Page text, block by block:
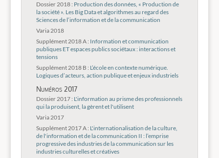
Dossier 2018 : Production des données, « Production de
la société ». Les Big Data et algorithmes au regard des
Sciences de l’information et de la communication
Varia 2018
Supplément 2018 A : Information et communication
publiques ET espaces publics sociétaux : interactions et
tensions
Supplément 2018 B : L’école en contexte numérique.
Logiques d’acteurs, action publique et enjeux industriels
Numéros 2017
Dossier 2017 : L'information au prisme des professionnels
qui la produisent, la gèrent et l'utilisent
Varia 2017
Supplément 2017 A : L'internationalisation de la culture,
de l'information et de la communication II : l’emprise
progressive des industries de la communication sur les
industries culturelles et créatives